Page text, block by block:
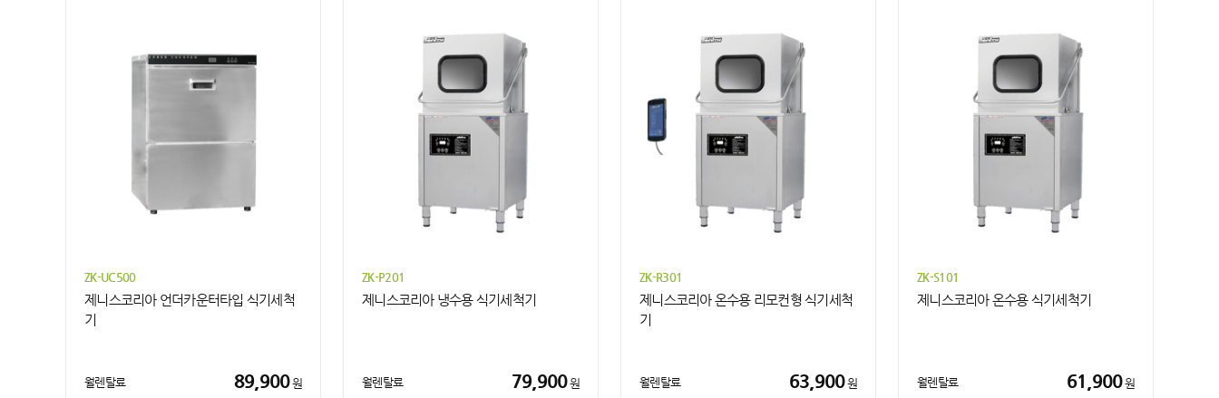
ZK-UC500
제니스코리아 언더카운터타입 식기세척
기
월렌탈료 89,900원
ZK-P201
제니스코리아 냉수용 식기세척기
월렌탈료 79,900원
ZK-R301
제니스코리아 온수용 리모컨형 식기세척
기
월렌탈료 63,900원
ZK-S101
제니스코리아 온수용 식기세척기
월렌탈료 61,900원